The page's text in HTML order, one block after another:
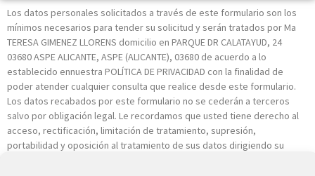
Los datos personales solicitados a través de este formulario son los
mínimos necesarios para tender su solicitud y serán tratados por Ma
TERESA GIMENEZ LLORENS domicilio en PARQUE DR CALATAYUD, 24
03680 ASPE ALICANTE, ASPE (ALICANTE), 03680 de acuerdo a lo
establecido ennuestra POLÍTICA DE PRIVACIDAD con la finalidad de
poder atender cualquier consulta que realice desde este formulario.
Los datos recabados por este formulario no se cederán a terceros
salvo por obligación legal. Le recordamos que usted tiene derecho al
acceso, rectificación, limitación de tratamiento, supresión,
portabilidad y oposición al tratamiento de sus datos dirigiendo su